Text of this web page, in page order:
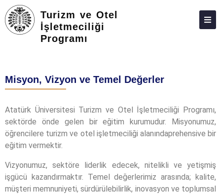
Turizm ve Otel
İşletmeciliği
Programı
HAKKIMIZDA
LISANSÜSTÜ
TOPLUMA KATKI
ADAY ÖĞRENCILER
İLETIŞIM
Misyon, Vizyon ve Temel Değerler
Atatürk Üniversitesi Turizm ve Otel İşletmeciliği Programı,
sektörde önde gelen bir eğitim kurumudur. Misyonumuz,
öğrencilere turizm ve otel işletmeciliği alanındaprehensive bir
eğitim vermektir.
Vizyonumuz, sektöre liderlik edecek, nitelikli ve yetişmiş
işgücü kazandırmaktır. Temel değerlerimiz arasında; kalite,
müşteri memnuniyeti, sürdürülebilirlik, inovasyon ve toplumsal